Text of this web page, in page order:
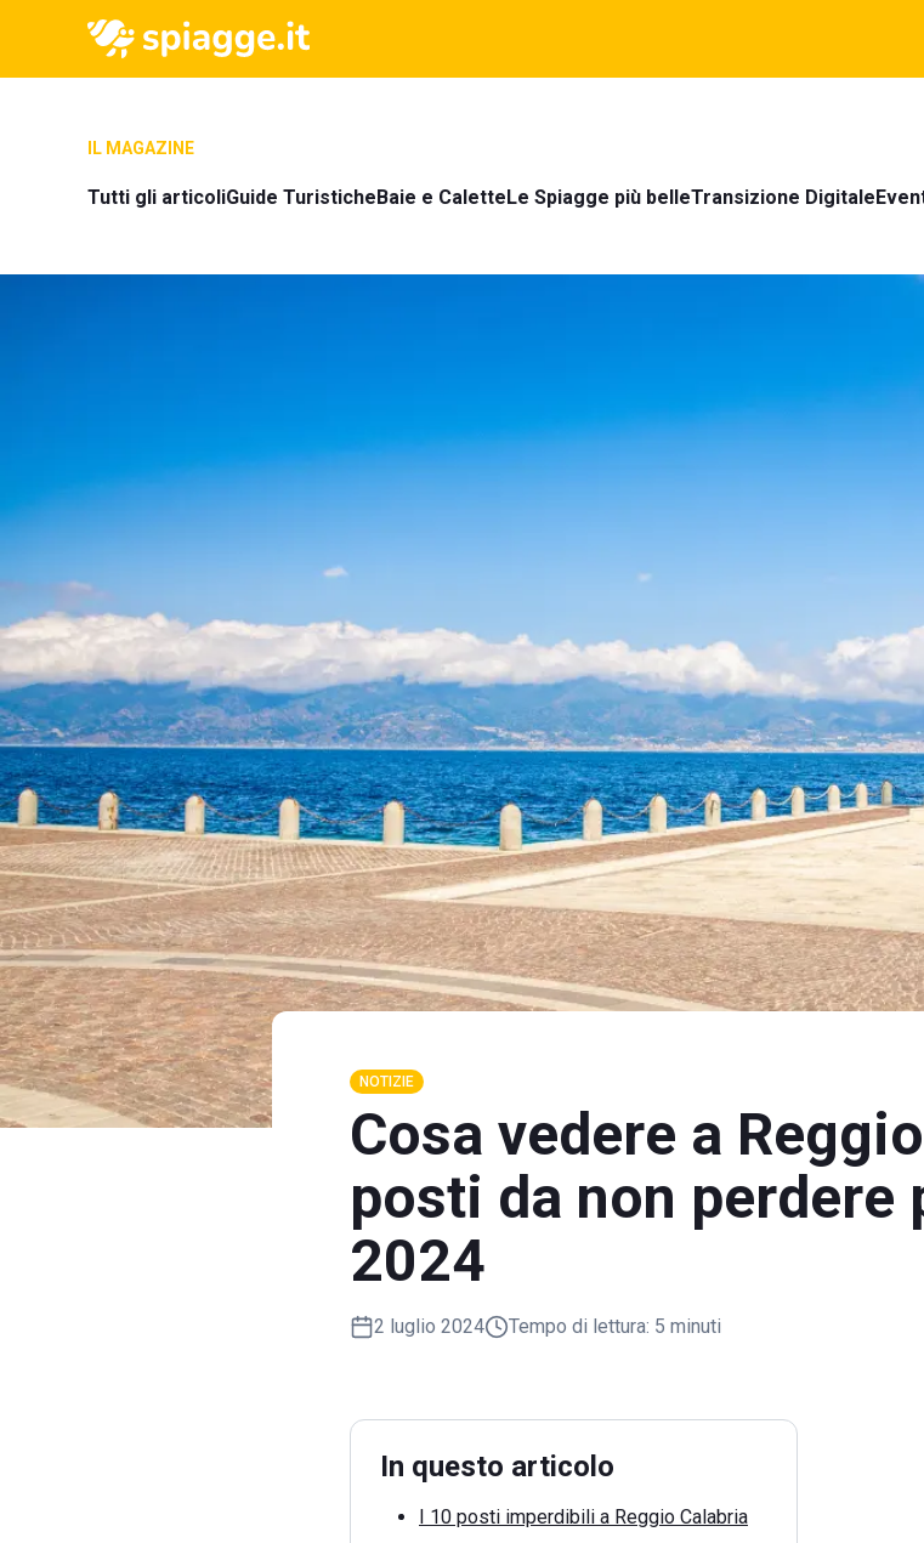
IL MAGAZINE
Tutti gli articoliGuide TuristicheBaie e CaletteLe Spiagge più belleTransizione Digitale
NOTIZIE
Cosa vedere a
posti da non perdere
2024
2 luglio 2024 Tempo di lettura: 5 minuti
In questo articolo
I 10 posti imperdibili a Reggio Calabria